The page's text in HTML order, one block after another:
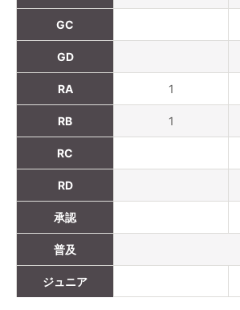
GC
GD
RA
RB
RC
RD
承認
普及
ジュニア
1
1